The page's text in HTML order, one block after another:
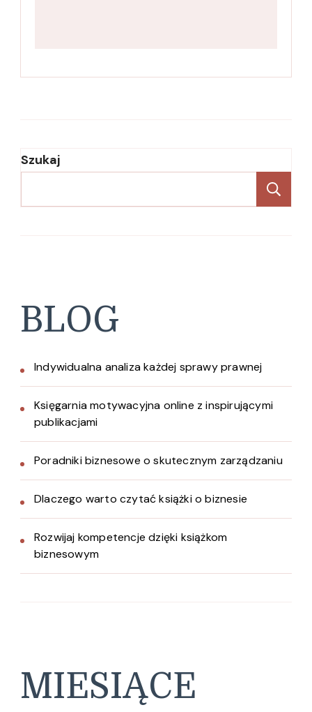
Szukaj
BLOG
Indywidualna analiza każdej sprawy prawnej
Księgarnia motywacyjna online z inspirującymi
publikacjami
Poradniki biznesowe o skutecznym zarządzaniu
Dlaczego warto czytać książki o biznesie
Rozwijaj kompetencje dzięki książkom
biznesowym
MIESIĄCE